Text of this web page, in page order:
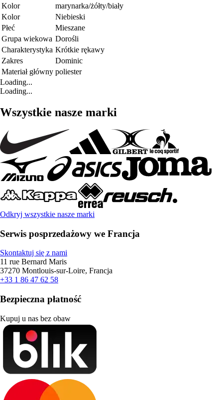
Kolor
marynarka/żółty/biały
Kolor
Niebieski
Płeć
Mieszane
Grupa wiekowa Dorośli
Charakterystyka Krótkie rękawy
Zakres
Dominic
Materiał główny poliester
Loading...
Loading...
Wszystkie nasze marki
Odkryj wszystkie nasze marki
Serwis posprzedażowy we Francja
Skontaktuj się z nami
11 rue Bernard Maris
37270 Montlouis-sur-Loire, Francja
+33 1 86 47 62 58
Bezpieczna płatność
Kupuj u nas bez obaw